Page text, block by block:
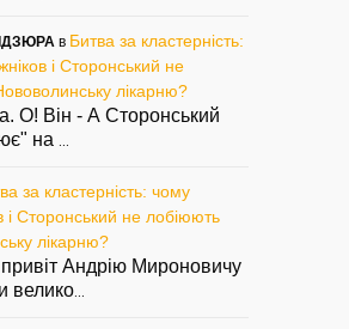
в Битва за кластерність:
і Сторонський не
лікарню?
О! Він - А Сторонський
на
за кластерність: чому
і Сторонський не лобіюють
лікарню?
Андрію Мироновичу
велико